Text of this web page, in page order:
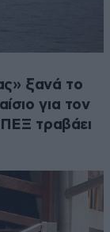
ξανά το
για τον
τραβάει